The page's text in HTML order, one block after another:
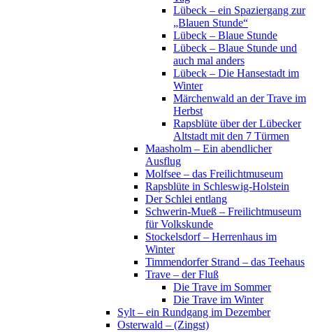
Lübeck – ein Spaziergang zur
„Blauen Stunde“
Lübeck – Blaue Stunde
Lübeck – Blaue Stunde und
auch mal anders
Lübeck – Die Hansestadt im
Winter
Märchenwald an der Trave im
Herbst
Rapsblüte über der Lübecker
Altstadt mit den 7 Türmen
Maasholm – Ein abendlicher
Ausflug
Molfsee – das Freilichtmuseum
Rapsblüte in Schleswig-Holstein
Der Schlei entlang
Schwerin-Mueß – Freilichtmuseum
für Volkskunde
Stockelsdorf – Herrenhaus im
Winter
Timmendorfer Strand – das Teehaus
Trave – der Fluß
Die Trave im Sommer
Die Trave im Winter
Sylt – ein Rundgang im Dezember
Osterwald – (Zingst)